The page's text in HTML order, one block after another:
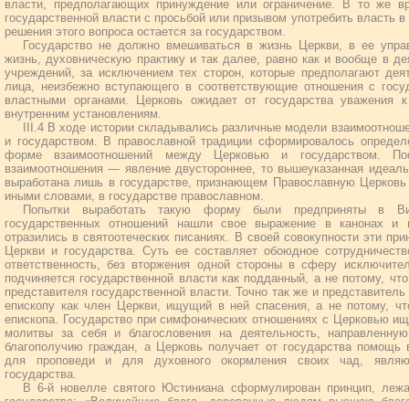
власти, предполагающих принуждение или ограничение. В то же
государственной власти с просьбой или призывом употребить власть
решения этого вопроса остается за государством.
Государство не должно вмешиваться в жизнь Церкви, в ее
жизнь, духовническую практику и так далее, равно как и вообще в
учреждений, за исключением тех сторон, которые предполагают
лица, неизбежно вступающего в соответствующие отношения с
властными органами. Церковь ожидает от государства
внутренним установлениям.
III.4 В ходе истории складывались различные модели
и государством. В православной традиции сформировалось
форме взаимоотношений между Церковью и государством.
взаимоотношения — явление двустороннее, то вышеуказанная
выработана лишь в государстве, признающем Православную
иными словами, в государстве православном.
Попытки выработать такую форму были предприняты в
государственных отношений нашли свое выражение в канонах и
отразились в святоотеческих писаниях. В своей совокупности эти
Церкви и государства. Суть ее составляет обоюдное
ответственность, без вторжения одной стороны в сферу
подчиняется государственной власти как подданный, а не потому,
представителя государственной власти. Точно так же и
епископу как член Церкви, ищущий в ней спасения, а не потому,
епископа. Государство при симфонических отношениях с Церковью
молитвы за себя и благословения на деятельность,
благополучию граждан, а Церковь получает от государства помощь
для проповеди и для духовного окормления своих чад,
государства.
В 6-й новелле святого Юстиниана сформулирован принцип,